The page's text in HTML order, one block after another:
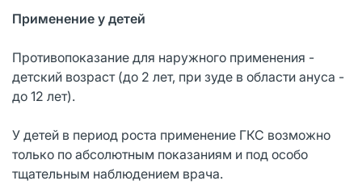
Применение у детей
Противопоказание для наружного применения -
детский возраст (до 2 лет, при зуде в области ануса -
до 12 лет).
У детей в период роста применение ГКС возможно
только по абсолютным показаниям и под особо
тщательным наблюдением врача.